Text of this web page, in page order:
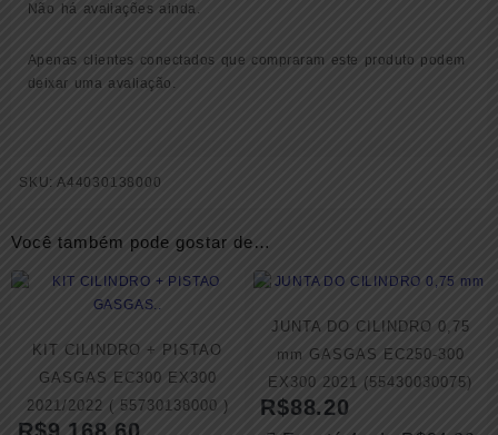
Não há avaliações ainda.
Apenas clientes conectados que compraram este produto podem
deixar uma avaliação.
SKU: A44030138000
Você também pode gostar de…
KIT CILINDRO + PISTAO
GASGAS EC300 EX300
2021/2022 ( 55730138000 )
JUNTA DO CILINDRO 0,75
mm GASGAS EC250-300
EX300 2021 (55430030075)
R$88.20